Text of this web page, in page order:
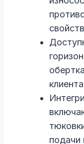
подачи